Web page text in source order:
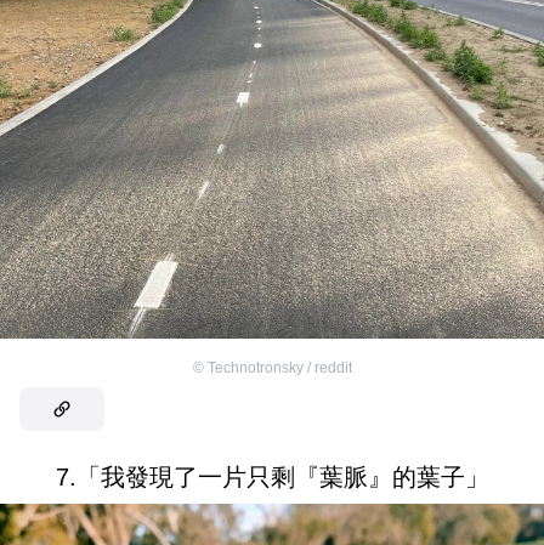
© Technotronsky / reddit
7.「我發現了一片只剩『葉脈』的葉子」